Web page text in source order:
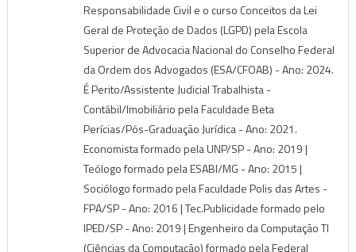
Responsabilidade Civil e o curso Conceitos da Lei
Geral de Proteção de Dados (LGPD) pela Escola
Superior de Advocacia Nacional do Conselho Federal
da Ordem dos Advogados (ESA/CFOAB) - Ano: 2024.
É Perito/Assistente Judicial Trabalhista -
Contábil/Imobiliário pela Faculdade Beta
Perícias/Pós-Graduação Jurídica - Ano: 2021.
Economista formado pela UNP/SP - Ano: 2019 |
Teólogo formado pela ESABI/MG - Ano: 2015 |
Sociólogo formado pela Faculdade Polis das Artes -
FPA/SP - Ano: 2016 | Tec.Publicidade formado pelo
IPED/SP - Ano: 2019 | Engenheiro da Computação TI
(Ciências da Computação) formado pela Federal